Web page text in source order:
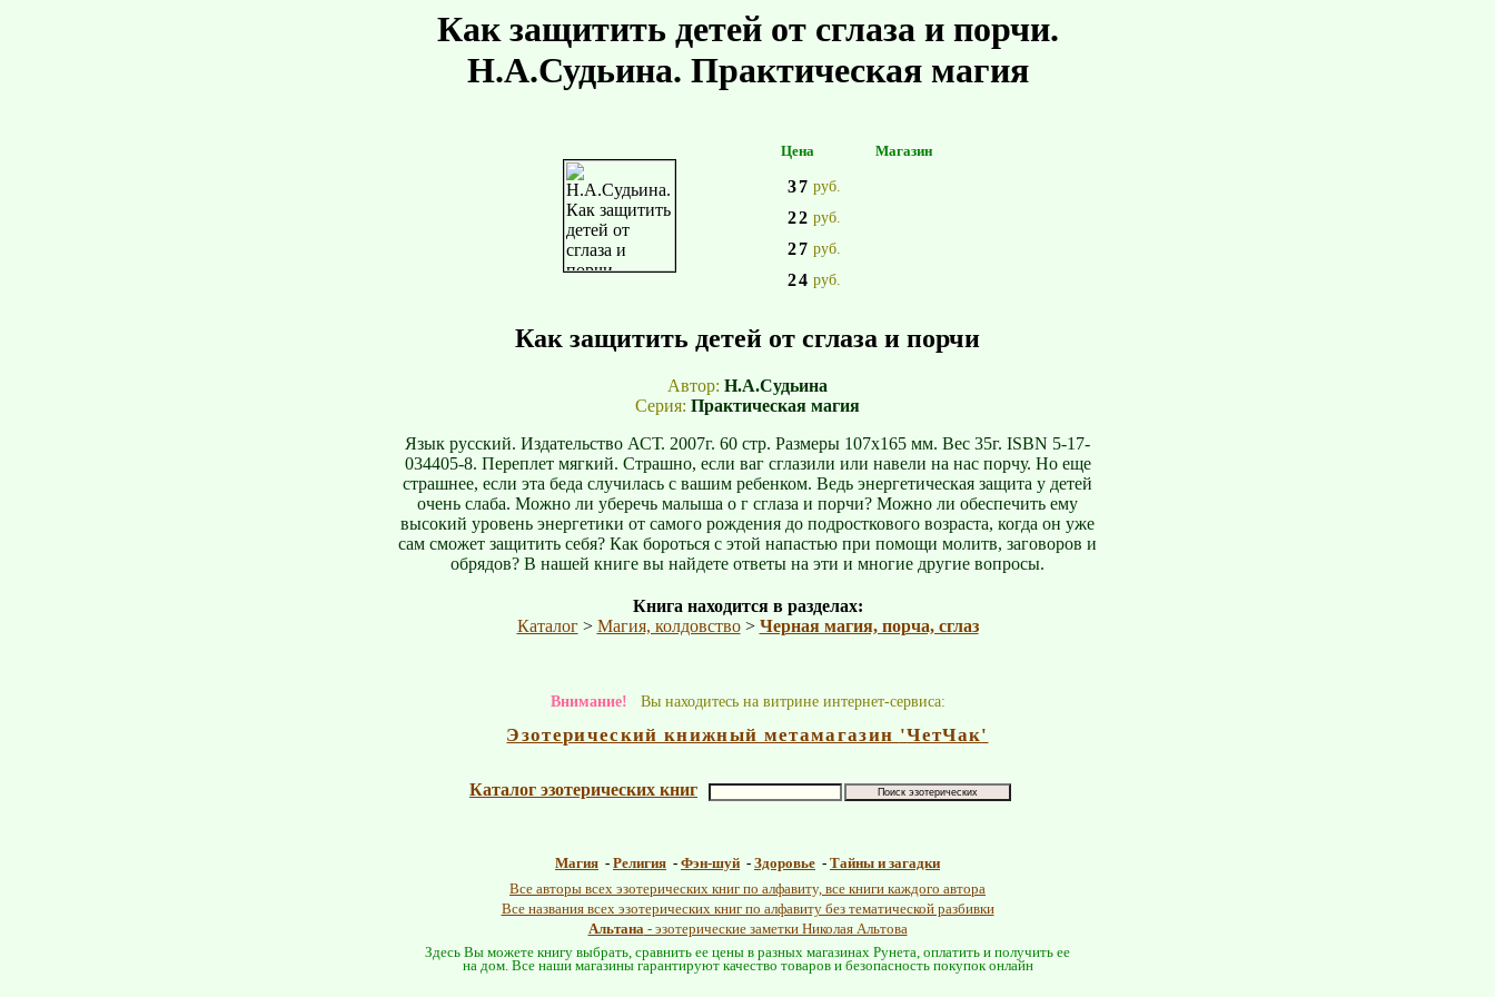
Как защитить детей от сглаза и порчи.
Н.А.Судьина. Практическая магия
Цена Магазин
37 руб.
22 руб.
27 руб.
24 руб.
Как защитить детей от сглаза и порчи
Автор: Н.А.Судьина
Серия: Практическая магия
Язык русский. Издательство АСТ. 2007г. 60 стр. Размеры 107х165 мм. Вес 35г. ISBN 5-17-
034405-8. Переплет мягкий. Страшно, если ваг сглазили или навели на нас порчу. Но еще
страшнее, если эта беда случилась с вашим ребенком. Ведь энергетическая защита у детей
очень слаба. Можно ли уберечь малыша о г сглаза и порчи? Можно ли обеспечить ему
высокий уровень энергетики от самого рождения до подросткового возраста, когда он уже
сам сможет защитить себя? Как бороться с этой напастью при помощи молитв, заговоров и
обрядов? В нашей книге вы найдете ответы на эти и многие другие вопросы.
Книга находится в разделах:
Каталог> Магия, колдовство> Черная магия, порча, сглаз
Внимание! Вы находитесь на витрине интернет-сервиса:
Эзотерический книжный метамагазин 'ЧетЧак'
Каталог эзотерических книг
Магия - Религия - Фэн-шуй - Здоровье - Тайны и загадки
Все авторы всех эзотерических книг по алфавиту, все книги каждого автора
Все названия всех эзотерических книг по алфавиту без тематической разбивки
Альтана- эзотерические заметки Николая Альтова
Здесь Вы можете книгу выбрать, сравнить ее цены в разных магазинах Рунета, оплатить и получить ее
на дом. Все наши магазины гарантируют качество товаров и безопасность покупок онлайн